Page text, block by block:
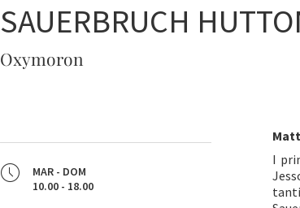
SAUERBRUCH
Oxymoron
MAR - DOM
10.00 - 18.00
I